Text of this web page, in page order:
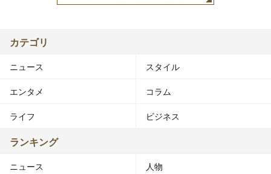
カテゴリ
ニュース スタイル
エンタメ コラム
ライフ ビジネス
ランキング
ニュース 人物